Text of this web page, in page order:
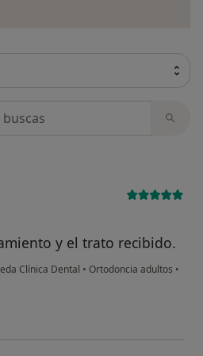
y el trato recibido.
Clínica Dental • Ortodoncia adultos •